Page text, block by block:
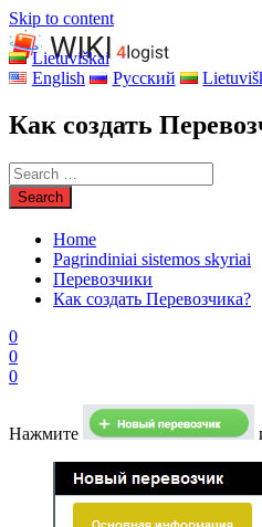
Skip to content
Lietuviškai
English
Русский
Как создать
Home
Pagrindiniai sistemos skyriai
Перевозчики
Как создать Перевозчика?
0
0
0
Нажмите